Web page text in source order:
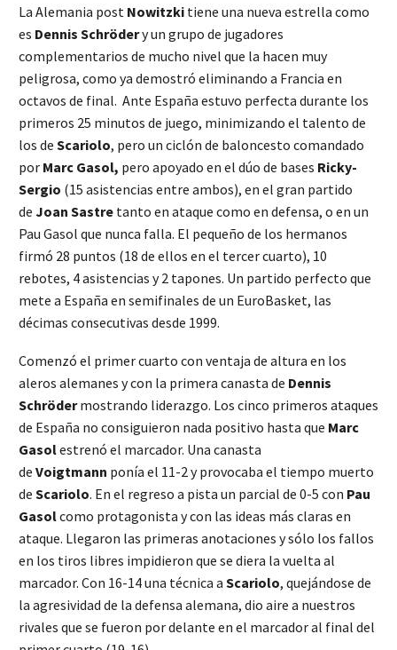
La Alemania post Nowitzki tiene una nueva estrella como
es Dennis Schrödery un grupo de jugadores
complementarios de mucho nivel que la hacen muy
peligrosa, como ya demostró eliminando a Francia en
octavos de final. Ante España estuvo perfecta durante los
primeros 25 minutos de juego, minimizando el talento de
los de Scariolo, pero un ciclón de baloncesto comandado
por Marc Gasol, pero apoyado en el dúo de bases Ricky-
Sergio (15 asistencias entre ambos), en el gran partido
de Joan Sastre tanto en ataque como en defensa, o en un
Pau Gasol que nunca falla. El pequeño de los hermanos
firmó 28 puntos (18 de ellos en el tercer cuarto), 10
rebotes, 4 asistencias y 2 tapones. Un partido perfecto que
mete a España en semifinales de un EuroBasket, las
décimas consecutivas desde 1999.
Comenzó el primer cuarto con ventaja de altura en los
aleros alemanes y con la primera canasta de Dennis
Schrödermostrando liderazgo. Los cinco primeros ataques
de España no consiguieron nada positivo hasta que Marc
Gasolestrenó el marcador. Una canasta
de Voigtmann ponía el 11-2 y provocaba el tiempo muerto
de Scariolo. En el regreso a pista un parcial de 0-5 con Pau
Gasolcomo protagonista y con las ideas más claras en
ataque. Llegaron las primeras anotaciones y sólo los fallos
en los tiros libres impidieron que se diera la vuelta al
marcador. Con 16-14 una técnica a Scariolo, quejándose de
la agresividad de la defensa alemana, dio aire a nuestros
rivales que se fueron por delante en el marcador al final del